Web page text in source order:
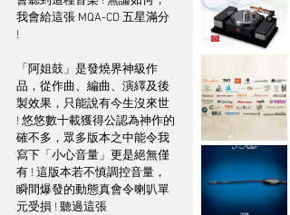
我會給這張 MQA-CD 五星滿分
!
「阿姐鼓」是發燒界神級作
品，從作曲、編曲、演繹及後
製效果，只能說有今生沒來世
! 悠悠數十載獲得公認為神作的
確不多，眾多版本之中能令我
寫下「小心音量」更是絕無僅
有 ! 這版本若不慎調控音量，
瞬間爆發的動態真會令喇叭單
元受損 ! 聽過這張